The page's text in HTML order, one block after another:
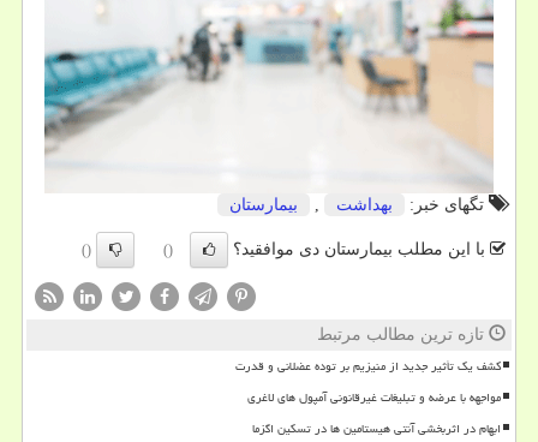
تگهای خبر: بهداشت بیمارستان
با این مطلب بیمارستان دی موافقید؟ ()
()
تازه ترین مطالب مرتبط
کشف یک تأثیر جدید از منیزیم بر توده عضلانی و قدرت
مواجهه با عرضه و تبلیغات غیرقانونی آمپول های لاغری
ابهام در اثربخشی آنتی هیستامین ها در تسکین اگزما